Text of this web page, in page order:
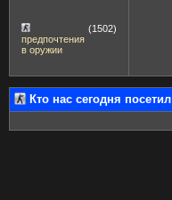
предпочтения
в оружии
(1502)
Кто нас сегодня посетил